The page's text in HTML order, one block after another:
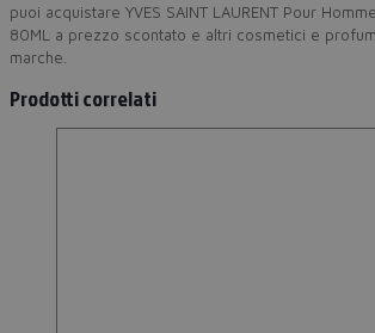
puoi acquistare YVES SAINT LAURENT Pour
80ML a prezzo scontato e altri cosmetici e
marche.
Prodotti correlati